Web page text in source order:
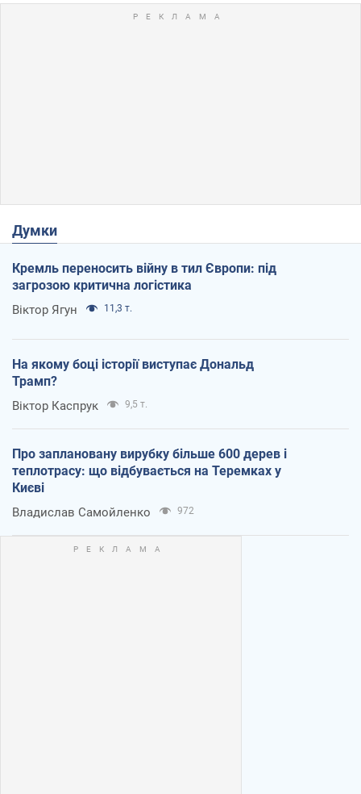
Думки
Кремль переносить війну в тил Європи: під
загрозою критична логістика
Віктор Ягун 11,3 т.
На якому боці історії виступає Дональд
Трамп?
Віктор Каспрук 9,5 т.
Про заплановану вирубку більше 600 дерев і
теплотрасу: що відбувається на Теремках у
Києві
Владислав Самойленко 972